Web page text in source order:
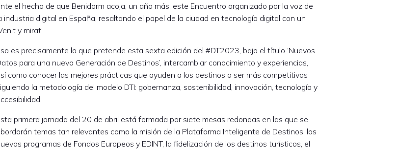
el hecho de que Benidorm acoja, un año más, este Encuentro organizado por la voz de
industria digital en España, resaltando el papel de la ciudad en tecnología digital con un
y mirat’.
es precisamente lo que pretende esta sexta edición del #DT2023, bajo el título ‘Nuevos
para una nueva Generación de Destinos’, intercambiar conocimiento y experiencias,
como conocer las mejores prácticas que ayuden a los destinos a ser más competitivos
la metodología del modelo DTI: gobernanza, sostenibilidad, innovación, tecnología y
primera jornada del 20 de abril está formada por siete mesas redondas en las que se
temas tan relevantes como la misión de la Plataforma Inteligente de Destinos, los
programas de Fondos Europeos y EDINT, la fidelización de los destinos turísticos, el